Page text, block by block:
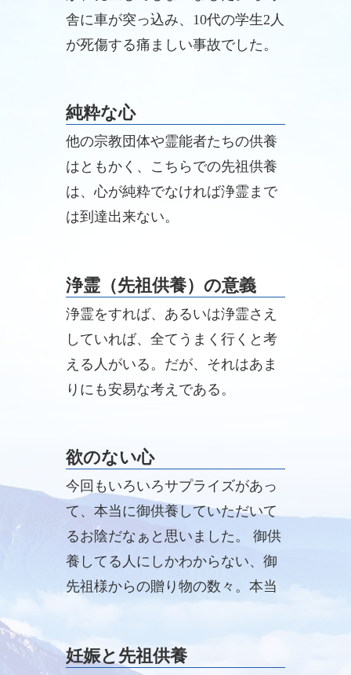
舎に車が突っ込み、10代の学生2人
が死傷する痛ましい事故でした。
純粋な心
他の宗教団体や霊能者たちの供養
はともかく、こちらでの先祖供養
は、心が純粋でなければ浄霊まで
は到達出来ない。
浄霊（先祖供養）の意義
浄霊をすれば、あるいは浄霊さえ
していれば、全てうまく行くと考
える人がいる。だが、それはあま
りにも安易な考えである。
欲のない心
今回もいろいろサプライズがあっ
て、本当に御供養していただいて
るお陰だなぁと思いました。 御供
養してる人にしかわからない、御
先祖様からの贈り物の数々。本当
妊娠と先祖供養